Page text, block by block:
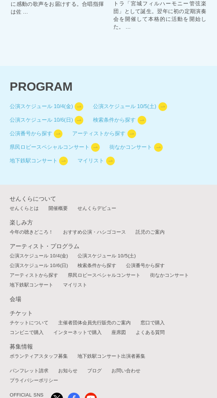
に感動の歌声をお届けする。合唱指揮
は佐 …
トラ「宮城フィルハーモニー管弦楽
団」として誕生。翌年に初の定期演奏
会を開催して本格的に活動を開始し
た。 …
PROGRAM
公演スケジュール 10/4(金) 公演スケジュール 10/5(土)
公演スケジュール 10/6(日) 検索条件から探す
公演番号から探す アーティストから探す
県民ロビースペシャルコンサート 街なかコンサート
地下鉄駅コンサート マイリスト
せんくらについて
せんくらとは 開催概要 せんくらデビュー
楽しみ方
今年の聴きどころ！ おすすめ公演・ハシゴコース 託児のご案内
アーティスト・プログラム
公演スケジュール 10/4(金)
公演スケジュール 10/5(土)
公演スケジュール 10/6(日)
検索条件から探す
公演番号から探す
アーティストから探す
県民ロビースペシャルコンサート
街なかコンサート
地下鉄駅コンサート
マイリスト
会場
チケット
チケットについて 主催者団体会員先行販売のご案内
窓口で購入
コンビニで購入
インターネットで購入 座席図 よくある質問
募集情報
ボランティアスタッフ募集 地下鉄駅コンサート出演者募集
パンフレット請求 お知らせ ブログ
お問い合わせ
プライバシーポリシー
OFFICIAL SNS